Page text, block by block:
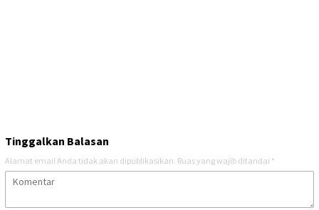
Tinggalkan Balasan
Alamat email Anda tidak akan dipublikasikan. Ruas yang wajib ditandai *